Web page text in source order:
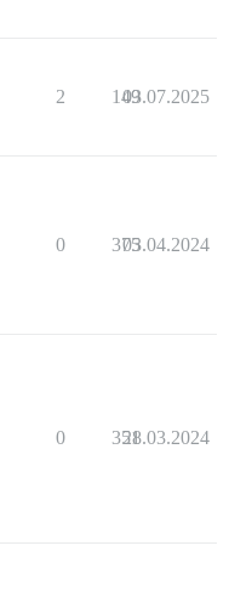
2 149
03.07.2025
0 375
03.04.2024
0 351
28.03.2024